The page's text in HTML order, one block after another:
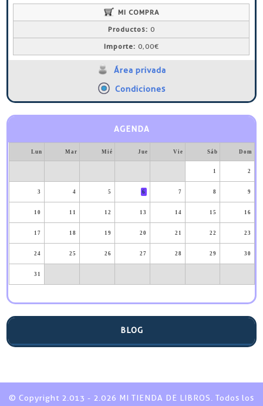
MI COMPRA
Productos: 0
Importe: 0,00€
Área privada
Condiciones
AGENDA
Lun Mar Mié Jue Vie Sáb Dom
1 2
3 4 5 6 7 8 9
10 11 12 13 14 15 16
17 18 19 20 21 22 23
24 25 26 27 28 29 30
31
BLOG
© Copyright 2.013 - 2.026 MI TIENDA DE LIBROS. Todos los